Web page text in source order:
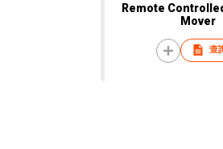
Remote
Mover
查